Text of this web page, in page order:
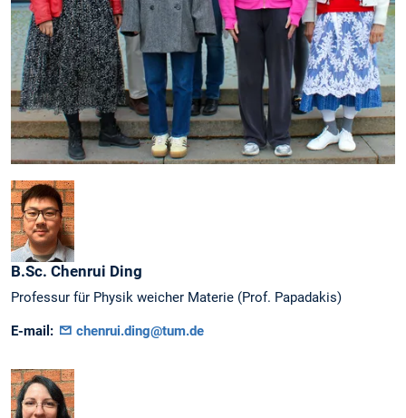
B.Sc. Chenrui Ding
Professur für Physik weicher Materie (Prof. Papadakis)
E-mail: chenrui.ding@tum.de